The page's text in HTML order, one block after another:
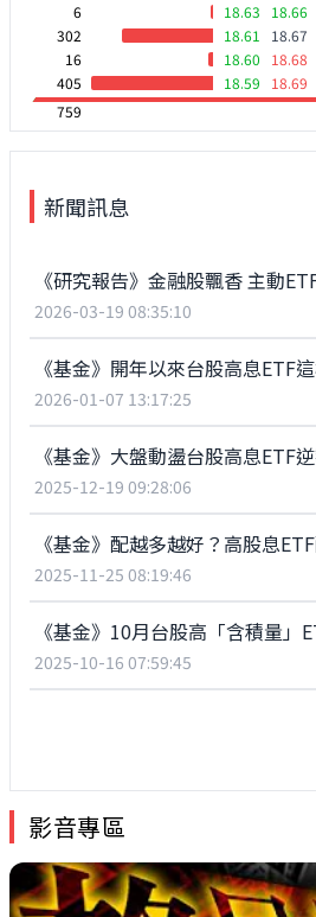
6
18.63
302
18.61
16
18.60
405
18.59
18.66
18.67
18.68
18.69
759
新聞訊息
《研究報告》金融股飄香 主動
2026-03-19 08:35:10
2026-01-07 13:17:25
2025-12-19 09:28:06
《基金》配越多越好？高股息
2025-11-25 08:19:46
2025-10-16 07:59:45
影音專區